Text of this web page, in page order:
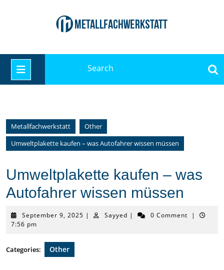
for:
Metallfachwerkstatt
Other
Umweltplakette kaufen – was Autofahrer wissen müssen
Umweltplakette kaufen – was
Autofahrer wissen müssen
September 9, 2025 September
| Sayyed Sayyed
| 0 Comment
|
7:56 pm
Categories: Other